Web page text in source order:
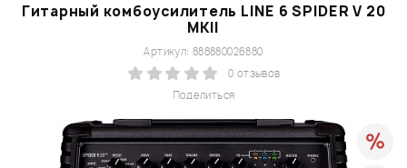
Гитарный комбоусилитель LINE 6 SPIDER V 20
MKII
Поделиться
Артикул: 888880026880
0 отзывов